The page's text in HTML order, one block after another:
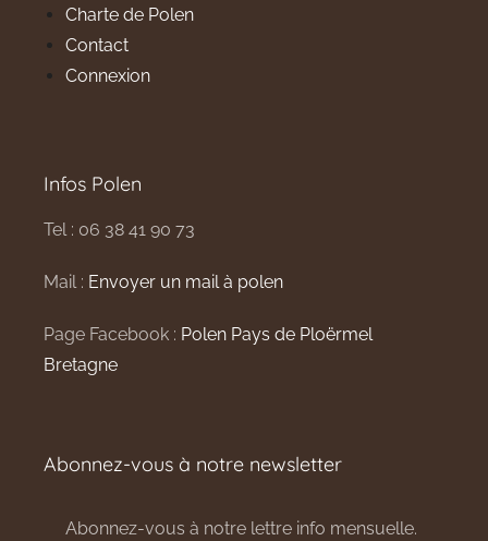
Charte de Polen
Contact
Connexion
Infos Polen
Tel : 06 38 41 90 73
Mail : Envoyer un mail à polen
Page Facebook : Polen Pays de Ploërmel
Bretagne
Abonnez-vous à notre newsletter
Abonnez-vous à notre lettre info mensuelle.